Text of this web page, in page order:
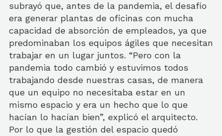
subrayó que, antes de la pandemia, el desafío
era generar plantas de oficinas con mucha
capacidad de absorción de empleados, ya que
predominaban los equipos ágiles que necesitan
trabajar en un lugar juntos. “Pero con la
pandemia todo cambió y estuvimos todos
trabajando desde nuestras casas, de manera
que un equipo no necesitaba estar en un
mismo espacio y era un hecho que lo que
hacían lo hacían bien”, explicó el arquitecto.
Por lo que la gestión del espacio quedó